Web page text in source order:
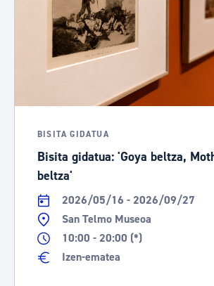
BISITA GIDATUA
Bisita gidatua: 'Goya beltza,
beltza'
2026/05/16 - 2026/09/27
San Telmo Museoa
10:00 - 20:00 (*)
Izen-ematea